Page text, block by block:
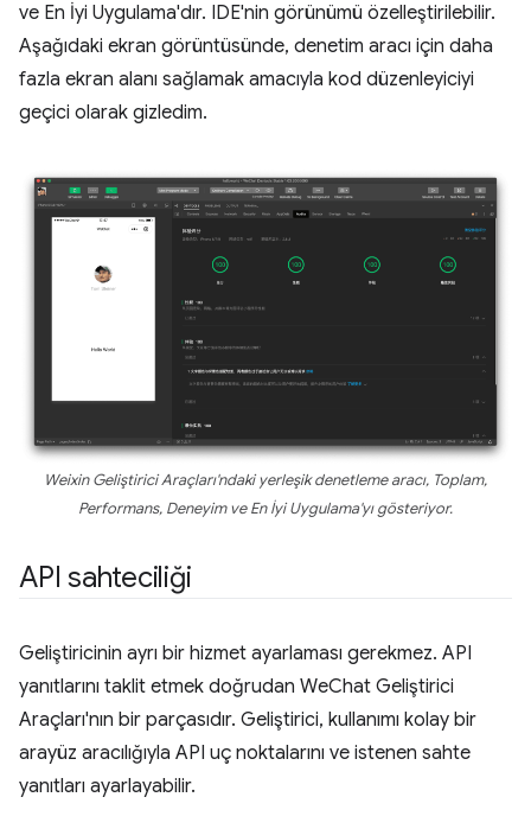
ve En İyi Uygulama'dır. IDE'nin görünümü özelleştirilebilir.
Aşağıdaki ekran görüntüsünde, denetim aracı için daha
fazla ekran alanı sağlamak amacıyla kod düzenleyiciyi
geçici olarak gizledim.
Weixin Geliştirici Araçları'ndaki yerleşik denetleme aracı, Toplam,
Performans, Deneyim ve En İyi Uygulama'yı gösteriyor.
API sahteciliği
Geliştiricinin ayrı bir hizmet ayarlaması gerekmez. API
yanıtlarını taklit etmek doğrudan WeChat Geliştirici
Araçları'nın bir parçasıdır. Geliştirici, kullanımı kolay bir
arayüz aracılığıyla API uç noktalarını ve istenen sahte
yanıtları ayarlayabilir.